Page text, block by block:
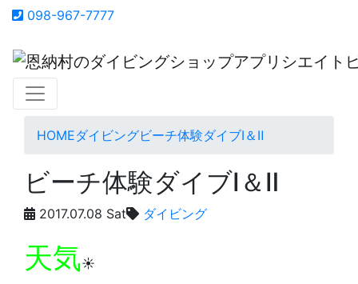
098-967-7777
HOMEダイビングビーチ体験ダイブⅠ＆Ⅱ
ビーチ体験ダイブⅠ＆Ⅱ
2017.07.08 Sat ダイビング
天気☀️